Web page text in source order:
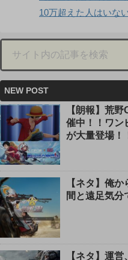
10万超えた人はいな
NEW POST
【朗報】荒
催中！！ワン
が大量登場！
【ネタ】俺
間と遠足気分
【ネタ】運